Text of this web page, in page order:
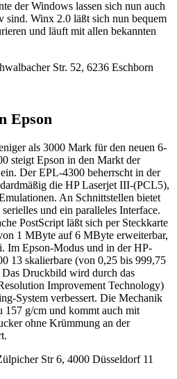
der Windows lassen sich nun auch
sind. Winx 2.0 läßt sich nun bequem
und läuft mit allen bekannten
Str. 52, 6236 Eschborn
Epson
als 3000 Mark für den neuen 6-
steigt Epson in den Markt der
Der EPL-4300 beherrscht in der
die HP Laserjet III-(PCL5),
An Schnittstellen bietet
und ein paralleles Interface.
PostScript läßt sich per Steckkarte
1 MByte auf 6 MByte erweiterbar,
Im Epson-Modus und in der HP-
13 skalierbare (von 0,25 bis 999,75
Druckbild wird durch das
Improvement Technology)
System verbessert. Die Mechanik
157 g/cm und kommt auch mit
ohne Krümmung an der
Str 6, 4000 Düsseldorf 11